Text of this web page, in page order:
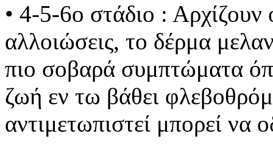
• 4-5-6ο στάδιο : Αρχίζουν
αλλοιώσεις, το δέρμα
πιο σοβαρά συμπτώματα
ζωή εν τω βάθει
αντιμετωπιστεί μπορεί να